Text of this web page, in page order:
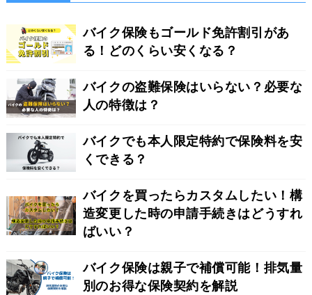
バイク保険もゴールド免許割引があ
る！どのくらい安くなる？
バイクの盗難保険はいらない？必要な
人の特徴は？
バイクでも本人限定特約で保険料を安
くできる？
バイクを買ったらカスタムしたい！構
造変更した時の申請手続きはどうすれ
ばいい？
バイク保険は親子で補償可能！排気量
別のお得な保険契約を解説